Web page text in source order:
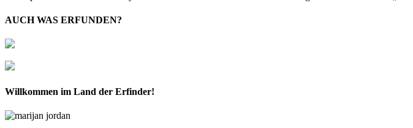
AUCH WAS ERFUNDEN?
Willkommen im Land der Erfinder!